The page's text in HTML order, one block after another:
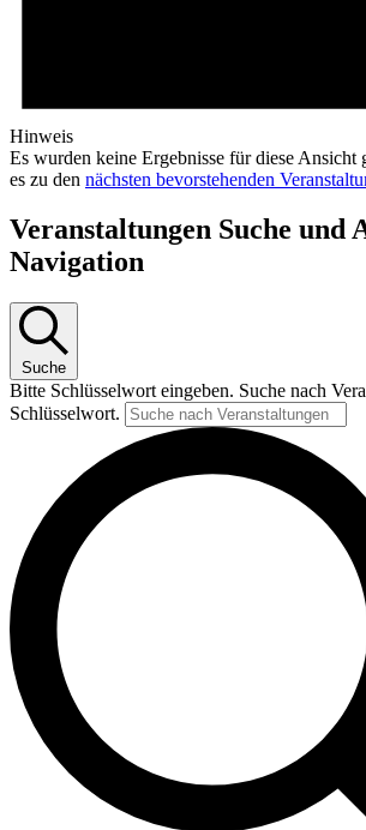
Hinweis
Es wurden keine Ergebnisse für diese Ansicht
es zu den nächsten bevorstehenden
Veranstaltungen Suche und
Navigation
Suche
Bitte Schlüsselwort eingeben. Suche nach
Schlüsselwort.